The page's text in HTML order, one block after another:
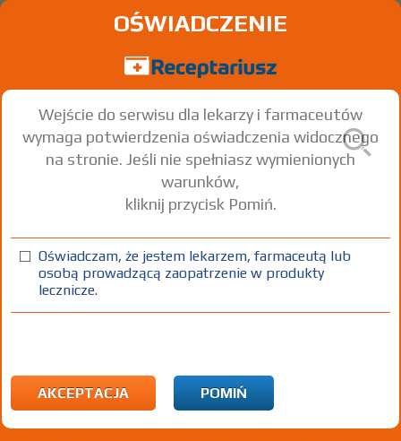
Donepezil hydrochloride
tabl. powl. 10 mg 28 szt. Doustnie
100%
30%(1) 75+(2)
Pacjenci 65+
OŚWIADCZENIE
Wejście do serwisu dla lekarzy i farmaceutów
wymaga potwierdzenia oświadczenia widocznego
na stronie. Jeśli nie spełniasz wymienionych
warunków,
kliknij przycisk Pomiń.
Oświadczam, że jestem lekarzem, farmaceutą lub
osobą prowadzącą zaopatrzenie w produkty
lecznicze.
AKCEPTACJA POMIŃ